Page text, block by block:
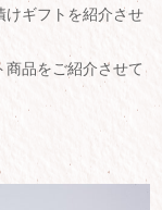
けギフトを紹介させ
品をご紹介させて